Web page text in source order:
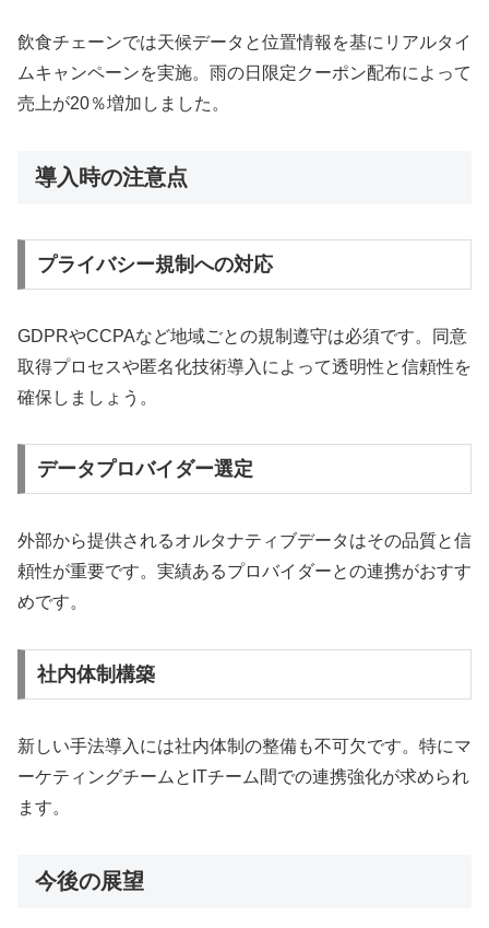
飲食チェーンでは天候データと位置情報を基にリアルタイ
ムキャンペーンを実施。雨の日限定クーポン配布によって
売上が20％増加しました。
導入時の注意点
プライバシー規制への対応
GDPRやCCPAなど地域ごとの規制遵守は必須です。同意
取得プロセスや匿名化技術導入によって透明性と信頼性を
確保しましょう。
データプロバイダー選定
外部から提供されるオルタナティブデータはその品質と信
頼性が重要です。実績あるプロバイダーとの連携がおすす
めです。
社内体制構築
新しい手法導入には社内体制の整備も不可欠です。特にマ
ーケティングチームとITチーム間での連携強化が求められ
ます。
今後の展望